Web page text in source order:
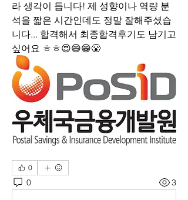
라 생각이 듭니다! 제 성향이나 역량 분
석을 짧은 시간인데도 정말 잘해주셨습
니다... 합격해서 최종합격후기도 남기고
싶어요 ㅎㅎ😍😄😁😤
0
0 3